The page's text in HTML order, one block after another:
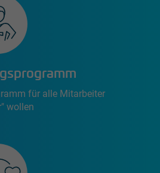
für alle Mitarbeiter
wollen